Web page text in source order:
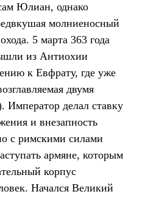
Юлиан, однако
молниеносный
5 марта 363 года
из Антиохии
к Евфрату, где уже
двумя
Император делал ставку
и внезапность
с римскими силами
армяне, которым
корпус
Начался Великий